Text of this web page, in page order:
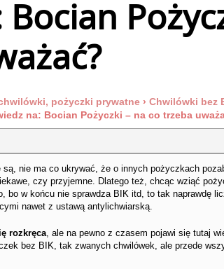
pożyczki prywatne › Chwilówki bez
na: Bocian Pożyczki – na co trzeba
są, nie ma co ukrywać, że o innych pożyczkach
czy przyjemne. Dlatego też, chcąc wziąć
bo w końcu nie sprawdza BIK itd, to tak naprawdę
nawet z ustawą antylichwiarską.
rozkręca, ale na pewno z czasem pojawi się tutaj
bez BIK, tak zwanych chwilówek, ale przede